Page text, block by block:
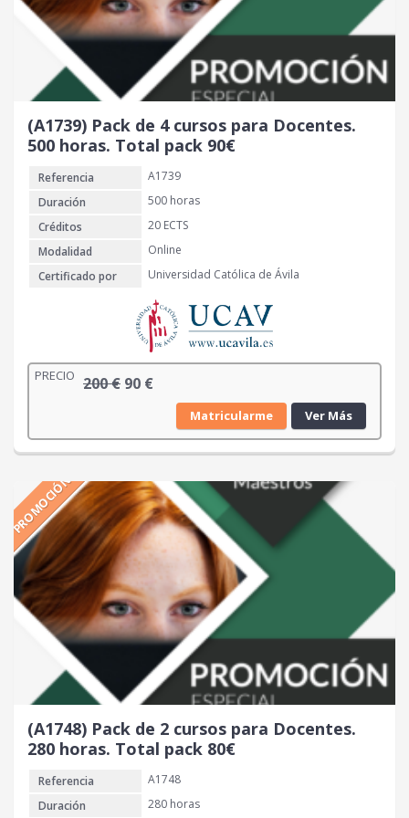
i
n
e
r
a
a
l
e
s
:
7
0
€
.
(A1739) Pack de 4 cursos para Docentes.
500 horas. Total pack 90€
Referencia
A1739
Duración
500 horas
Créditos
20 ECTS
Modalidad
Online
Certificado por
Universidad Católica de Ávila
PRECIO 200€ E
r
c
i
o
o
r
i
g
i
n
e
r
a
90 €E
r
c
i
o
c
a
l
e
s
:
9
0
€
.
Matricularme Ver Más
PROMOCIÓN
(A1748) Pack de 2 cursos para Docentes.
280 horas. Total pack 80€
Referencia
A1748
Duración
280 horas